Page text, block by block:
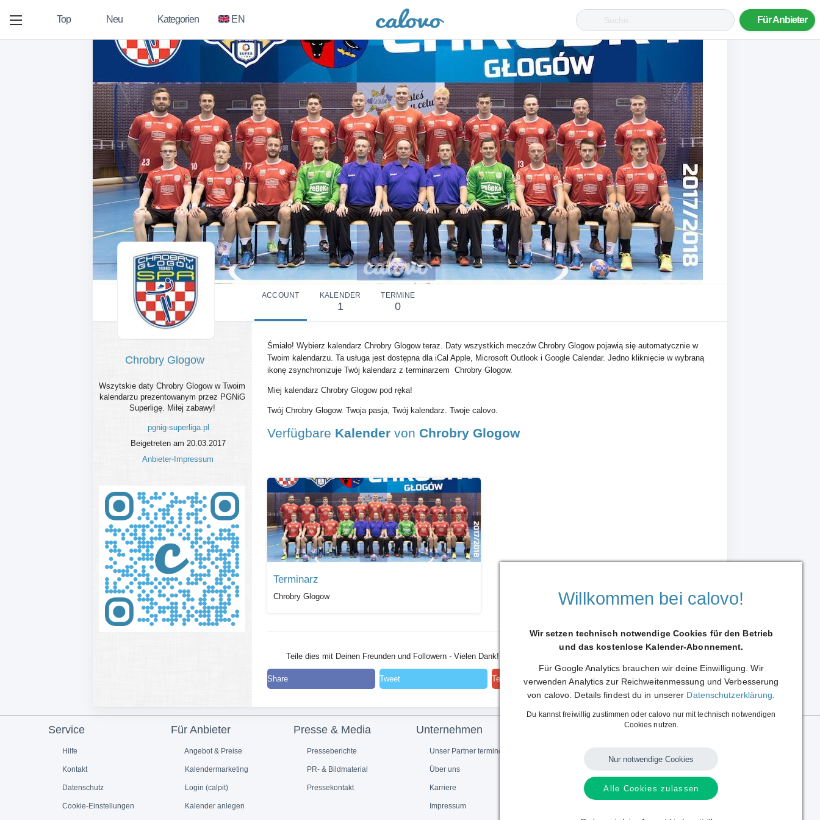
Top Neu Kategorien EN Für Anbieter
ACCOUNT KALENDER
1
TERMINE
0
Chrobry Glogow
Wszytskie daty Chrobry Glogow w Twoim
kalendarzu prezentowanym przez PGNiG
Superligę. Miłej zabawy!
pgnig-superliga.pl
Beigetreten am 20.03.2017
Anbieter-Impressum
Śmiało! Wybierz kalendarz Chrobry Glogow teraz. Daty wszystkich meczów Chrobry Glogow pojawią się automatycznie w
Twoim kalendarzu. Ta usługa jest dostępna dla iCal Apple, Microsoft Outlook i Google Calendar. Jedno kliknięcie w wybraną
ikonę zsynchronizuje Twój kalendarz z terminarzem Chrobry Glogow.
Miej kalendarz Chrobry Glogow pod ręka!
Twój Chrobry Glogow. Twoja pasja, Twój kalendarz. Twoje calovo.
Verfügbare Kalender von Chrobry Glogow
Terminarz
Chrobry Glogow
Teile dies mit Deinen Freunden und Followern - Vielen Dank!
Share Tweet Teilen Weiterleiten
Service
Hilfe
Kontakt
Datenschutz
Cookie-Einstellungen
Für Anbieter
Angebot & Preise
Kalendermarketing
Login (calpit)
Kalender anlegen
Presse & Media
Presseberichte
PR- & Bildmaterial
Pressekontakt
Unternehmen
Unser Partner termine.de
Über uns
Karriere
Impressum
Sprache:
Willkommen bei calovo!
Wir setzen technisch notwendige Cookies für den Betrieb
und das kostenlose Kalender-Abonnement.
Für Google Analytics brauchen wir deine Einwilligung. Wir
verwenden Analytics zur Reichweitenmessung und Verbesserung
von calovo. Details findest du in unserer Datenschutzerklärung
Du kannst freiwillig zustimmen oder calovo nur mit technisch notwendigen
Cookies nutzen.
Nur notwendige Cookies
Alle Cookies zulassen